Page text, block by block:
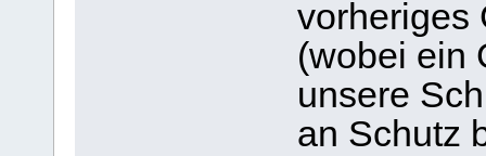
vorheriges
(wobei ein
unsere
an Schutz